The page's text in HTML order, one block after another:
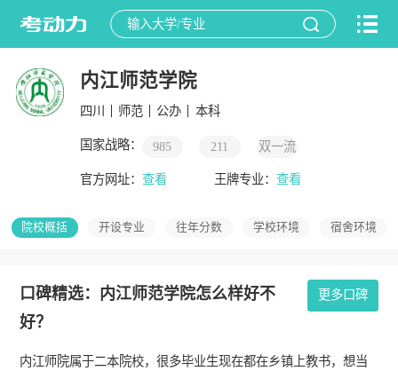
内江师范学院
四川 师范 公办 本科
国家战略： 985 211 双一流
官方网址： 查看 王牌专业：查看
院校概括 开设专业 往年分数 学校环境 宿舍环境
口碑精选：内江师范学院怎么样好不
好？
更多口碑
内江师院属于二本院校，很多毕业生现在都在乡镇上教书，想当